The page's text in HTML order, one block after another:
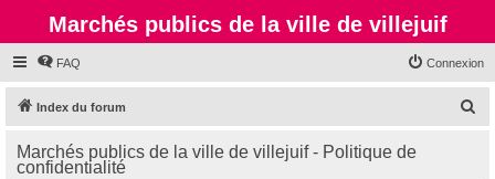
Marchés publics de la ville de villejuif
FAQ Connexion
Index du forum
Marchés publics de la ville de villejuif - Politique de
confidentialité